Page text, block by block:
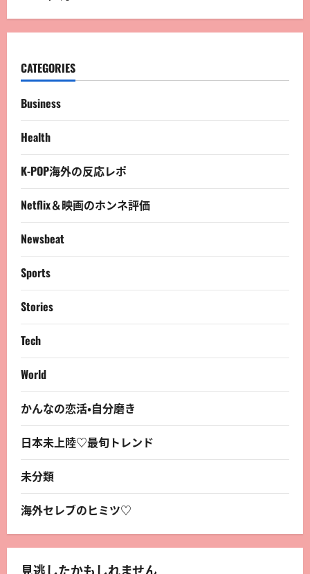
CATEGORIES
Business
Health
K-POP海外の反応レポ
Netflix＆映画のホンネ評価
Newsbeat
Sports
Stories
Tech
World
かんなの恋活・自分磨き
日本未上陸♡最旬トレンド
未分類
海外セレブのヒミツ♡
見逃したかもしれません